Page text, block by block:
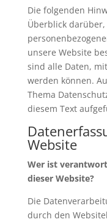
Die folgenden
Überblick
unsere Website
sind alle Daten,
werden können.
Thema
diesem Text
Website
Wer ist
dieser Website?
Die
durch den